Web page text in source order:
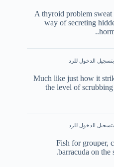
A thyroid problem sweat
way of secreting
الدخول للرد
Much like just how it
the level of
الدخول للرد
Fish for grouper,
barracuda on the